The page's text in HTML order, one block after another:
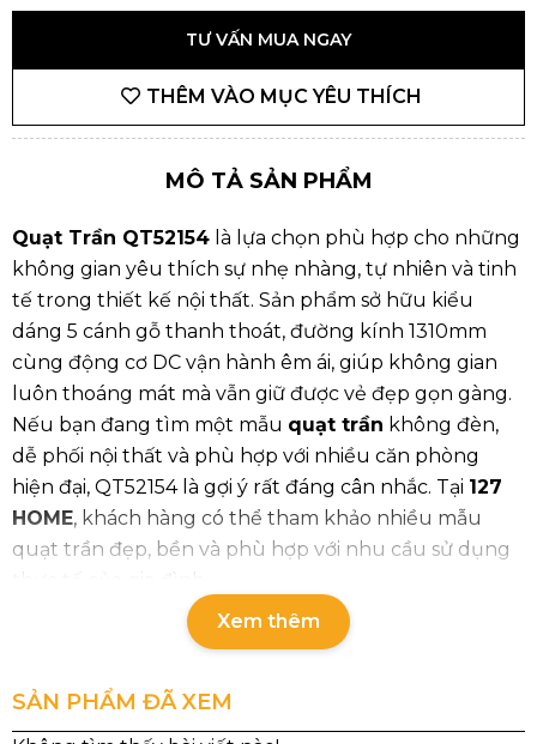
TƯ VẤN MUA NGAY
THÊM VÀO MỤC YÊU THÍCH
MÔ TẢ SẢN PHẨM
Quạt Trần QT52154 là lựa chọn phù hợp cho những
không gian yêu thích sự nhẹ nhàng, tự nhiên và tinh
tế trong thiết kế nội thất. Sản phẩm sở hữu kiểu
dáng 5 cánh gỗ thanh thoát, đường kính 1310mm
cùng động cơ DC vận hành êm ái, giúp không gian
luôn thoáng mát mà vẫn giữ được vẻ đẹp gọn gàng.
Nếu bạn đang tìm một mẫu quạt trần không đèn,
dễ phối nội thất và phù hợp với nhiều căn phòng
hiện đại, QT52154 là gợi ý rất đáng cân nhắc. Tại 127
HOME, khách hàng có thể tham khảo nhiều mẫu
quạt trần đẹp, bền và phù hợp với nhu cầu sử dụng
thực tế của gia đình.
Xem thêm
SẢN PHẨM ĐÃ XEM